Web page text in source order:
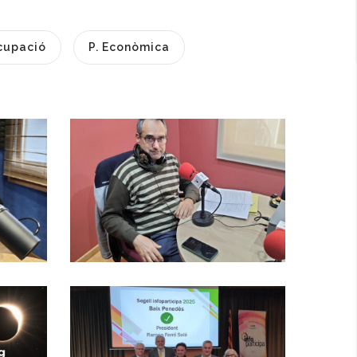
P. Econòmica
,
Dia Amb Francesc
Caralt,
Responsable Del
Departament
D'informàtica Del
Consell Comarcal
Del Baix Penedès
Altres
El Consell
Penedès Obté Per
Primer Cop El
Segell